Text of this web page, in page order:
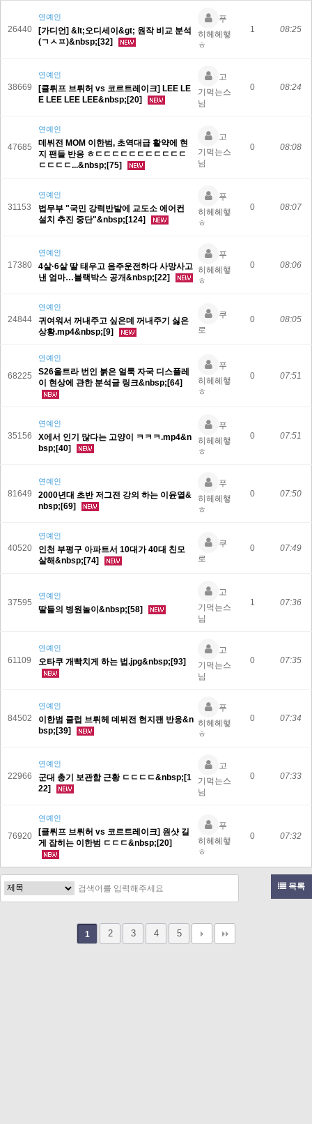
26440
연예인
[가디언] &lt;오디세이&gt; 원작 비교 분석
(ㄱㅅㅍ)&nbsp;[32]
푸
히헤헤햏
ㅎ
1 08:25
38669
연예인
[클뤼프 브뤼허 vs 코르트레이크] LEE LE
E LEE LEE LEE&nbsp;[20]
고
기먹는스
님
0 08:24
47685
연예인
데뷔전 MOM 이한범, 초역대급 활약에 현
지 팬들 반응 ㅎㄷㄷㄷㄷㄷㄷㄷㄷㄷㄷㄷ
ㄷㄷㄷㄷ...&nbsp;[75]
고
기먹는스
님
0 08:08
31153
연예인
법무부 "국민 강력반발에 교도소 에어컨
설치 추진 중단"&nbsp;[124]
푸
히헤헤햏
ㅎ
0 08:07
17380
연예인
4살·6살 딸 태우고 음주운전하다 사망사고
낸 엄마…블랙박스 공개&nbsp;[22]
푸
히헤헤햏
ㅎ
0 08:06
24844
연예인
귀여워서 꺼내주고 싶은데 꺼내주기 싫은
상황.mp4&nbsp;[9]
쿠
로
0 08:05
68225
연예인
S26울트라 번인 붉은 얼룩 자국 디스플레
이 현상에 관한 분석글 링크&nbsp;[64]
푸
히헤헤햏
ㅎ
0 07:51
35156
연예인
X에서 인기 많다는 고양이 ㅋㅋㅋ.mp4&n
bsp;[40]
푸
히헤헤햏
ㅎ
0 07:51
81649
연예인
2000년대 초반 저그전 강의 하는 이윤열&
nbsp;[69]
푸
히헤헤햏
ㅎ
0 07:50
40520
연예인
인천 부평구 아파트서 10대가 40대 친모
살해&nbsp;[74]
쿠
로
0 07:49
37595
연예인
딸들의 병원놀이&nbsp;[58]
고
기먹는스
님
1 07:36
61109
연예인
오타쿠 개빡치게 하는 법.jpg&nbsp;[93]
고
기먹는스
님
0 07:35
84502
연예인
이한범 클럽 브뤼헤 데뷔전 현지팬 반응&n
bsp;[39]
푸
히헤헤햏
ㅎ
0 07:34
22966
연예인
군대 총기 보관함 근황 ㄷㄷㄷㄷ&nbsp;[1
22]
고
기먹는스
님
0 07:33
76920
연예인
[클뤼프 브뤼허 vs 코르트레이크] 원샷 길
게 잡히는 이한범 ㄷㄷㄷ&nbsp;[20]
푸
히헤헤햏
ㅎ
0 07:32
목록
1 2 3 4 5